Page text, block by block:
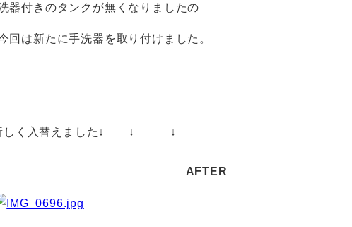
器付きのタンクが無くなりましたの
回は新たに手洗器を取り付けました。
も新しく入替えました↓ ↓ ↓
AFTER